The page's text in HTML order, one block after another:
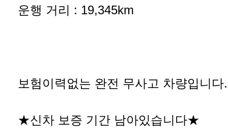
운행 거리 : 19,345km
보험이력없는 완전 무사고 차량입니다.
★신차 보증 기간 남아있습니다★